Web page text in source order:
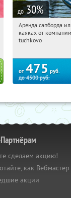
до 30%
18:07:39
Московская обл.,
Аренда сапборда
каяках от
tuchkovo
от 475 руб.
до4500руб.
сделаем акцию!
как Вебмастер
акции